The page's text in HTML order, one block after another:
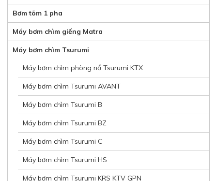
Bơm tõm 1 pha
Máy bơm chìm giếng Matra
Máy bơm chìm Tsurumi
Máy bơm chìm phòng nổ Tsurumi KTX
Máy bơm chìm Tsurumi AVANT
Máy bơm chìm Tsurumi B
Máy bơm chìm Tsurumi BZ
Máy bơm chìm Tsurumi C
Máy bơm chìm Tsurumi HS
Máy bơm chìm Tsurumi KRS KTV GPN